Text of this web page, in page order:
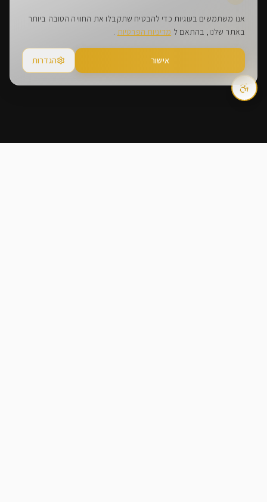
אנו משתמשים בעוגיות כדי להבטיח שתקבלו את החוויה הטובה ביותר
באתר שלנו, בהתאם ל מדיניות הפרטיות .
אישור הגדרות